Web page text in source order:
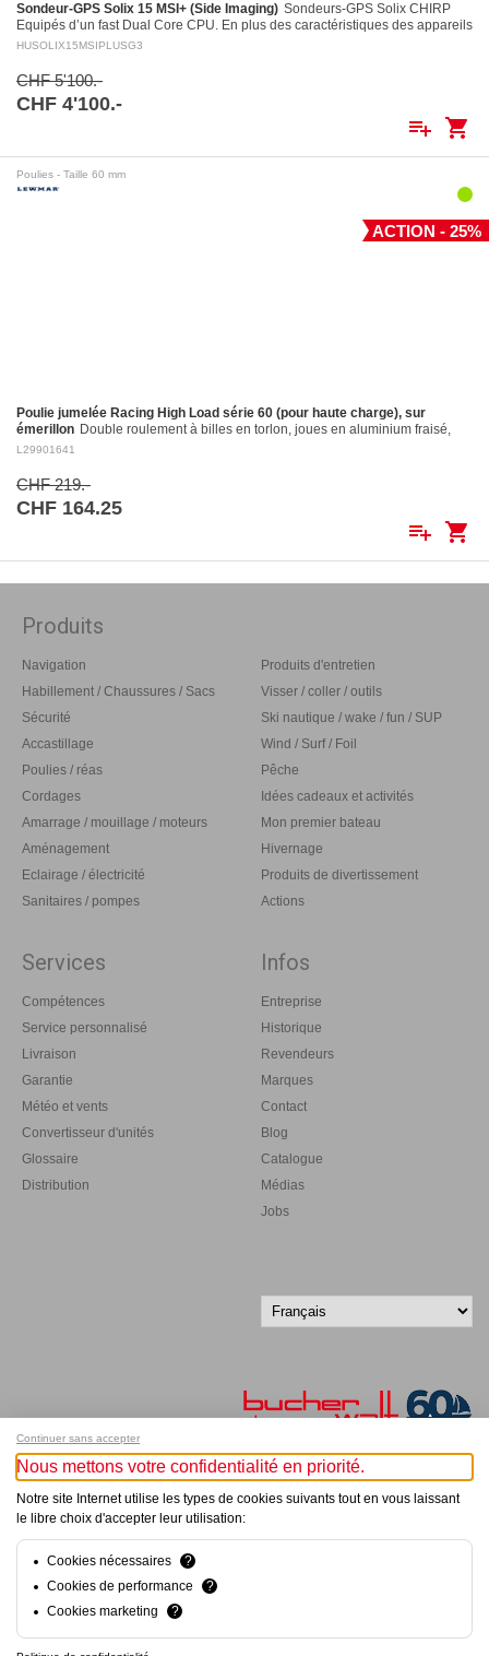
Sondeur-GPS Solix 15 MSI+ (Side Imaging) Sondeurs-GPS Solix CHIRP
Equipés d’un fast Dual Core CPU. En plus des caractéristiques des appareils
Helix, entre autres le puissant système…
HUSOLIX15MSIPLUSG3
CHF 5'100.-
CHF 4'100.-
playlist_add shopping_cart
Poulies - Taille 60 mm
ACTION - 25%
Poulie jumelée Racing High Load série 60 (pour haute charge), sur
émerillon Double roulement à billes en torlon, joues en aluminium fraisé,
réa en aluminium fraisé Ø 60 mm. Réa en aluminium: ø 60 mm Pour
L29901641
CHF 219.-
CHF 164.25
playlist_add shopping_cart
Produits
Navigation
Habillement / Chaussures / Sacs
Sécurité
Accastillage
Poulies / réas
Cordages
Amarrage / mouillage / moteurs
Aménagement
Eclairage / électricité
Sanitaires / pompes
Produits d'entretien
Visser / coller / outils
Ski nautique / wake / fun / SUP
Wind / Surf / Foil
Pêche
Idées cadeaux et activités
Mon premier bateau
Hivernage
Produits de divertissement
Actions
Services
Compétences
Service personnalisé
Livraison
Garantie
Météo et vents
Convertisseur d'unités
Glossaire
Distribution
Infos
Entreprise
Historique
Revendeurs
Marques
Contact
Blog
Catalogue
Médias
Jobs
Inscrivez-vous à notre newsletter !
© Bucher+Walt 2011-2026
Tous droits réservés - Informations non contractuelles
hsolutions.ch
Continuer sans accepter
Nous mettons votre confidentialité en priorité.
Notre site Internet utilise les types de cookies suivants tout en vous laissant
le libre choix d'accepter leur utilisation:
Cookies nécessaires
?
Cookies de performance
?
Cookies marketing
?